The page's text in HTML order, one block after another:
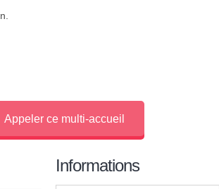
Appeler ce multi-accueil
Informations